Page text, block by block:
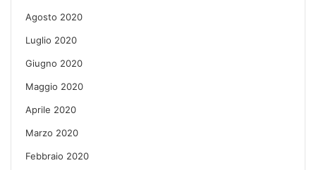
Agosto 2020
Luglio 2020
Giugno 2020
Maggio 2020
Aprile 2020
Marzo 2020
Febbraio 2020